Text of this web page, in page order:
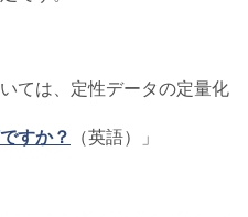
ては、定性データの定量化
すか？ （英語）」